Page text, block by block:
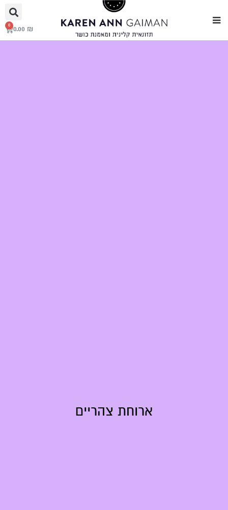
0.00 ₪
0
ארוחת צהריים